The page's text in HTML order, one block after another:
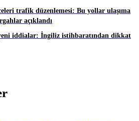
trafik düzenlemesi: Bu yollar ulaşıma
açıklandı
iddialar: İngiliz istihbaratından dikkat